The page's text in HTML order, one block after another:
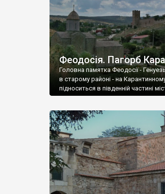
Феодосія. Пагорб
Головна памятка Феодосії -
в старому районі - на
підноситься в південній частині